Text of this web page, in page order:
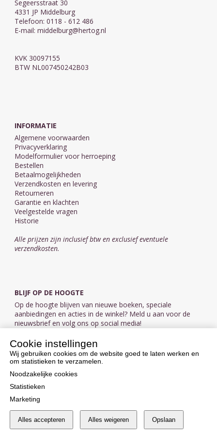
Segeersstraat 30
4331 JP Middelburg
Telefoon: 0118 - 612 486
E-mail: middelburg@hertog.nl
KVK 30097155
BTW NL007450242B03
INFORMATIE
Algemene voorwaarden
Privacyverklaring
Modelformulier voor herroeping
Bestellen
Betaalmogelijkheden
Verzendkosten en levering
Retourneren
Garantie en klachten
Veelgestelde vragen
Historie
Alle prijzen zijn inclusief btw en exclusief eventuele
verzendkosten.
BLIJF OP DE HOOGTE
Op de hoogte blijven van nieuwe boeken, speciale
aanbiedingen en acties in de winkel? Meld u aan voor de
nieuwsbrief en volg ons op social media!
Aanmelden nieuwsbrief
VOLG ONS OP SOCIAL MEDIA
Cookie instellingen
Cookie instellingen
Wij gebruiken cookies om de website goed te laten werken en
om statistieken te verzamelen.
Noodzakelijke cookies
Statistieken
Marketing
Alles accepteren Alles weigeren Opslaan